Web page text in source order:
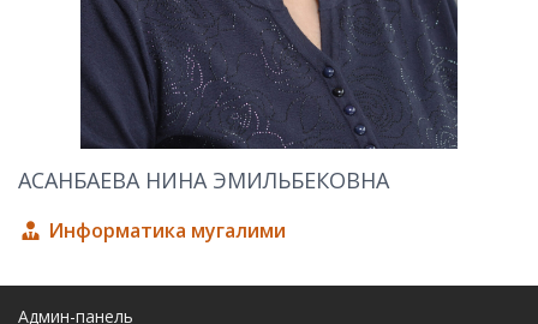
АСАНБАЕВА НИНА ЭМИЛЬБЕКОВНА
Информатика мугалими
Админ-панель